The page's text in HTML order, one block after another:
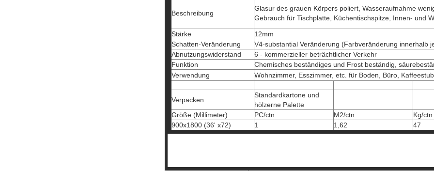
Beschreibung
Glasur des grauen Körpers poliert, Wasseraufnahme
Gebrauch für Tischplatte, Küchentischspitze, Innen- und
Stärke
12mm
Schatten-Veränderung
V4-substantial Veränderung (Farbveränderung innerhalb
Abnutzungswiderstand
6 - kommerzieller beträchtlicher Verkehr
Funktion
Chemisches beständiges und Frost beständig,
Verwendung
Wohnzimmer, Esszimmer, etc. für Boden, Büro,
Verpacken
Standardkartone und
hölzerne Palette
Größe (Millimeter)
PC/ctn M2/ctn
Kg/ctn
900x1800 (36' x72)
1 1,62 47